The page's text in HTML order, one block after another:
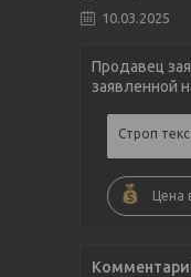
10.03.2025
Продавец
заявленной
Строп
Цена